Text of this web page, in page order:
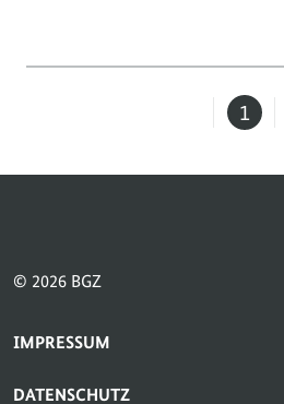
Seite
1
© 2026 BGZ
SERVICE-NAVIGATION
IMPRESSUM
DATENSCHUTZ